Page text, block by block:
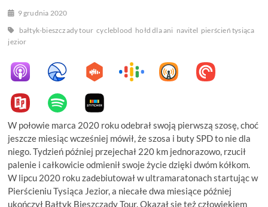
9 grudnia 2020
bałtyk-bieszczady tour cycleblood hołd dla ani navitel pierścień tysiąca
jezior
W połowie marca 2020 roku odebrał swoją pierwszą szosę, choć
jeszcze miesiąc wcześniej mówił, że szosa i buty SPD to nie dla
niego. Tydzień później przejechał 220 km jednorazowo, rzucił
palenie i całkowicie odmienił swoje życie dzięki dwóm kółkom.
W lipcu 2020 roku zadebiutował w ultramaratonach startując w
Pierścieniu Tysiąca Jezior, a niecałe dwa miesiące później
ukończył Bałtyk Bieszczady Tour. Okazał się też człowiekiem